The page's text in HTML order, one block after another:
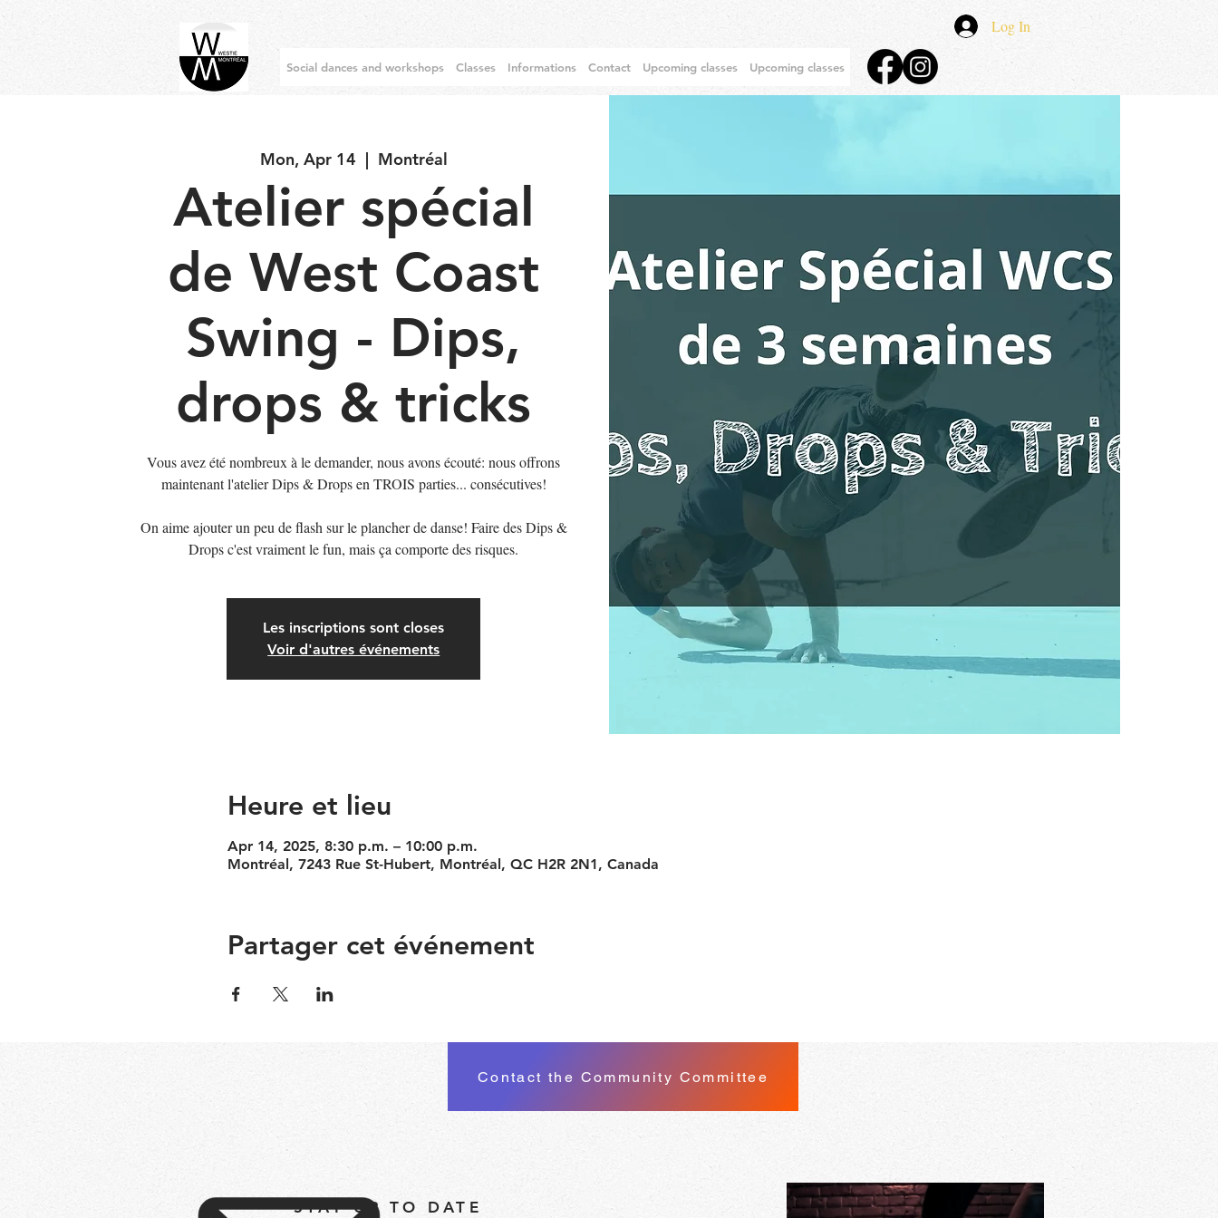
Log In
Social dances and workshops Classes Informations Contact Upcoming classes Upcoming classes
Mon, Apr 14
  |
Montréal
Atelier spécial
de West Coast
Swing - Dips,
drops & tricks
Vous avez été nombreux à le demander, nous avons écouté: nous offrons
maintenant l'atelier Dips & Drops en TROIS parties... consécutives!
On aime ajouter un peu de flash sur le plancher de danse! Faire des Dips &
Drops c'est vraiment le fun, mais ça comporte des risques.
Les inscriptions sont closes
Voir d'autres événements
Heure et lieu
Apr 14, 2025, 8:30 p.m. – 10:00 p.m.
Montréal, 7243 Rue St-Hubert, Montréal, QC H2R 2N1, Canada
Partager cet événement
Contact the Community Committee
STAY UP TO DATE